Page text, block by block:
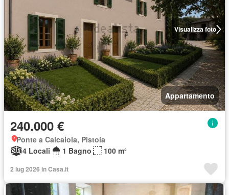
Visualizza foto
Appartamento
240.000 €
Ponte a Calcaiola, Pistoia
4 Locali
1 Bagno 100 m²
2 lug 2026 in Casa.it